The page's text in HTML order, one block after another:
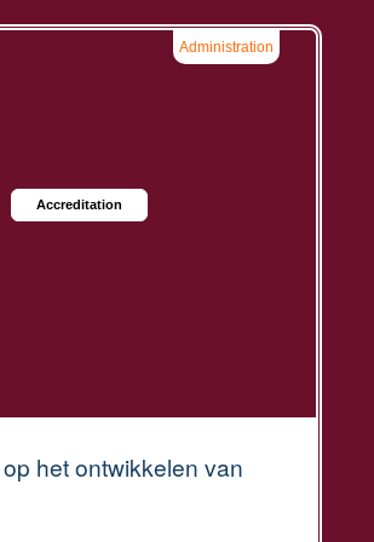
Administration
Accreditation
het ontwikkelen van